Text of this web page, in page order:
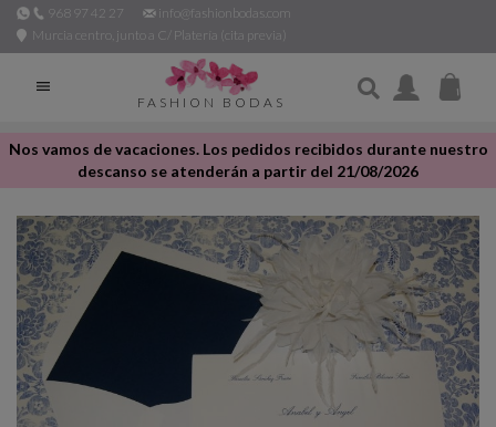
968 97 42 27
info@fashionbodas.com
Murcia centro, junto a C/ Platería (cita previa)

FASHION BODAS
Nos vamos de vacaciones. Los pedidos recibidos durante nuestro
descanso se atenderán a partir del 21/08/2026